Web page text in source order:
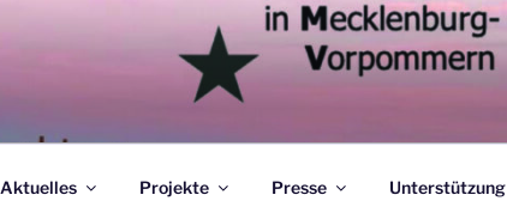
Aktuelles Projekte Presse Unterstützung